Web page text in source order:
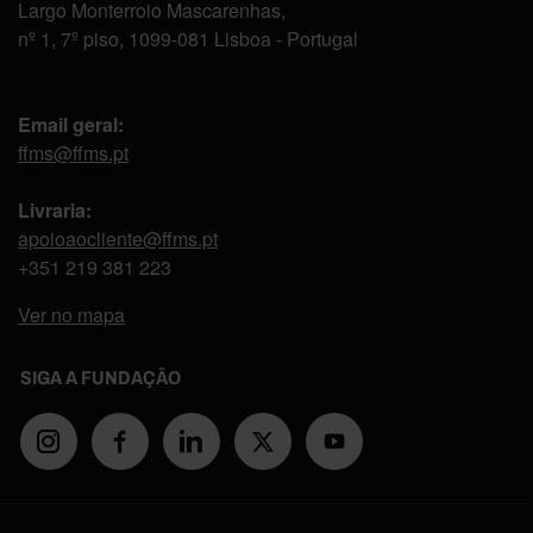
Largo Monterroio Mascarenhas,
nº 1, 7º piso, 1099-081 Lisboa - Portugal
Email geral:
ffms@ffms.pt
Livraria:
apoioaocliente@ffms.pt
+351 219 381 223
Ver no mapa
SIGA A FUNDAÇÃO